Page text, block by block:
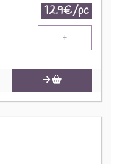
12.9€/pc
+